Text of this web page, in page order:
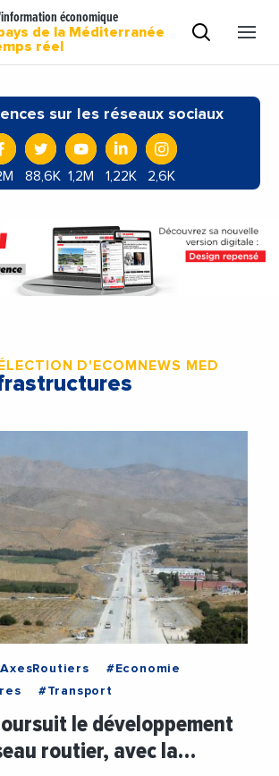
économique
de la Méditerranée
réel
sur les réseaux sociaux
88,6K 1,2M 1,22K 2,6K
D'ECOMNEWS MED
#Economie
#Transport
le développement
routier, avec la…